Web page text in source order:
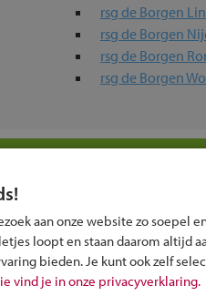
rsg de Borgen
rsg de Borgen
rsg de Borgen
rsg de Borgen
aan onze website zo soepel
loopt en staan daarom altijd
bieden. Je kunt ook zelf
vind je in onze privacyverklaring.